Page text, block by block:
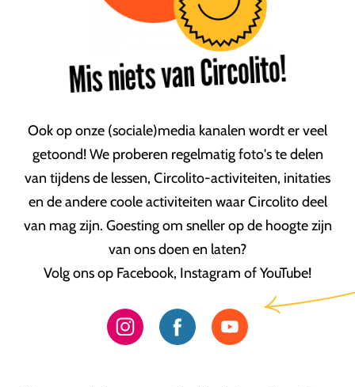
Mis niets van Circolito!
Ook op onze (sociale)media kanalen wordt er veel
getoond! We proberen regelmatig foto's te delen
van tijdens de lessen, Circolito-activiteiten, initaties
en de andere coole activiteiten waar Circolito deel
van mag zijn. Goesting om sneller op de hoogte zijn
van ons doen en laten?
Volg ons op Facebook, Instagram of YouTube!